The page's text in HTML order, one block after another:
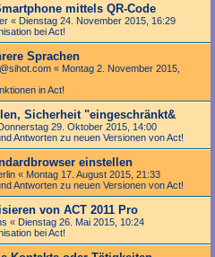
mittels QR-Code
« Dienstag 24. November 2015, 16:29
bei Act!
Sprachen
« Montag 2. November 2015,
in Act!
Sicherheit "eingeschränkt&
29. Oktober 2015, 14:00
Antworten zu neuen Versionen von Act!
einstellen
« Montag 17. August 2015, 21:33
Antworten zu neuen Versionen von Act!
von ACT 2011 Pro
« Dienstag 26. Mai 2015, 10:24
bei Act!